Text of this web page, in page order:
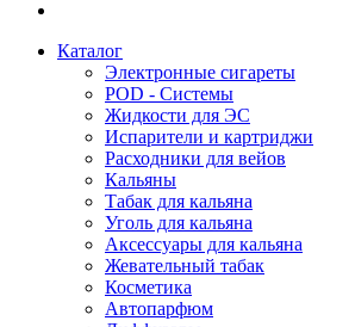
Каталог
Электронные сигареты
POD - Системы
Жидкости для ЭС
Испарители и картриджи
Расходники для вейов
Кальяны
Табак для кальяна
Уголь для кальяна
Аксессуары для кальяна
Жевательный табак
Косметика
Автопарфюм